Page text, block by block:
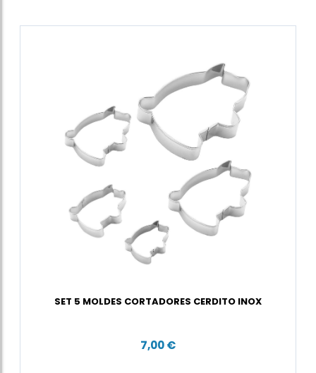
SET 5 MOLDES CORTADORES CERDITO INOX
7,00 €